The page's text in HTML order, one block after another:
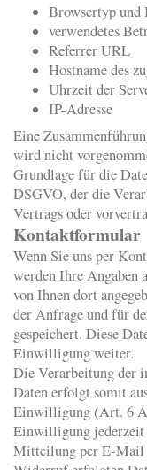
Browsertyp und
verwendetes
Referrer URL
Hostname des
Uhrzeit der
IP-Adresse
Eine
wird nicht
Grundlage für die
DSGVO, der die
Vertrags oder
Kontaktformular
Wenn Sie uns per
werden Ihre Angaben
von Ihnen dort
der Anfrage und für
gespeichert. Diese
Einwilligung weiter.
Die Verarbeitung der
Daten erfolgt somit
Einwilligung (Art. 6
Einwilligung jederzeit
Mitteilung per E-Mail